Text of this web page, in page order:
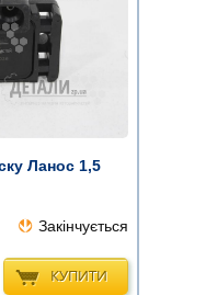
Ланос 1,5
Закінчується
КУПИТИ